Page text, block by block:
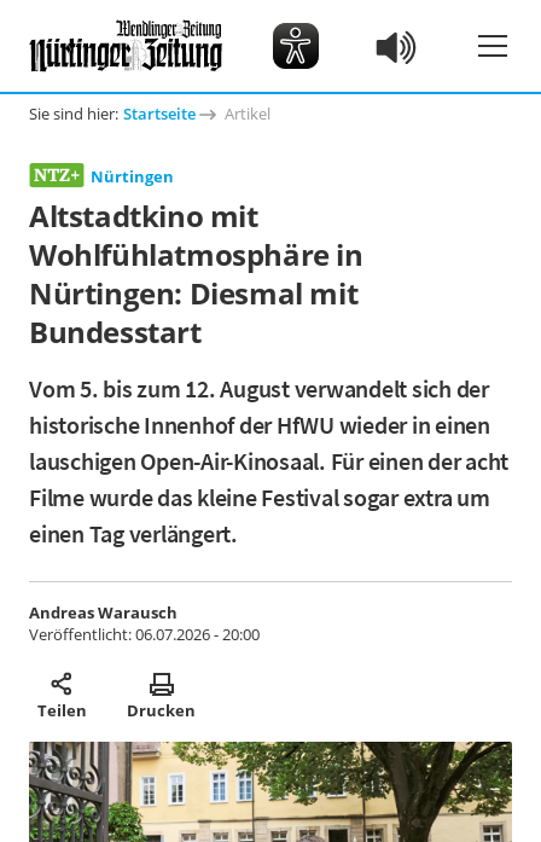
Sie sind hier: Startseite Artikel
Nürtingen
Altstadtkino mit
Wohlfühlatmosphäre in
Nürtingen: Diesmal mit
Bundesstart
Vom 5. bis zum 12. August verwandelt sich der
historische Innenhof der HfWU wieder in einen
lauschigen Open-Air-Kinosaal. Für einen der acht
Filme wurde das kleine Festival sogar extra um
einen Tag verlängert.
Andreas Warausch
Veröffentlicht:06.07.2026 - 20:00
Teilen Drucken